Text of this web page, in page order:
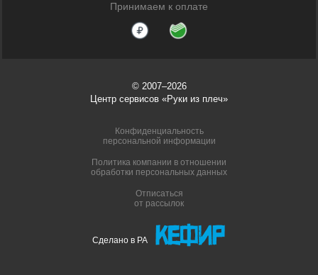
Принимаем к оплате
© 2007–2026
Центр сервисов «Руки из плеч»
Конфиденциальность
персональной информации
Политика компании в отношении
обработки персональных данных
Отписаться
от рассылок
Сделано в РА